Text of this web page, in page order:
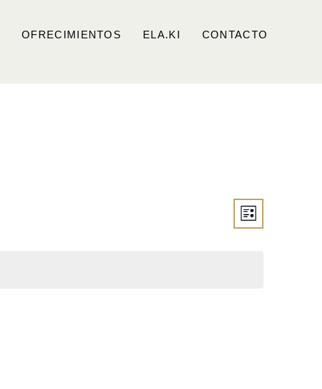
OFRECIMIENTOS ELA.KI CONTACTO
Views
Event
Views
List